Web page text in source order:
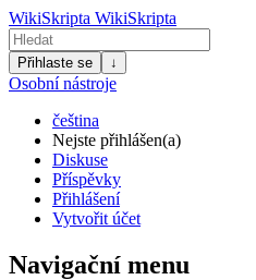
WikiSkripta WikiSkripta
Přihlaste se ↓
Osobní nástroje
čeština
Nejste přihlášen(a)
Diskuse
Příspěvky
Přihlášení
Vytvořit účet
Navigační menu